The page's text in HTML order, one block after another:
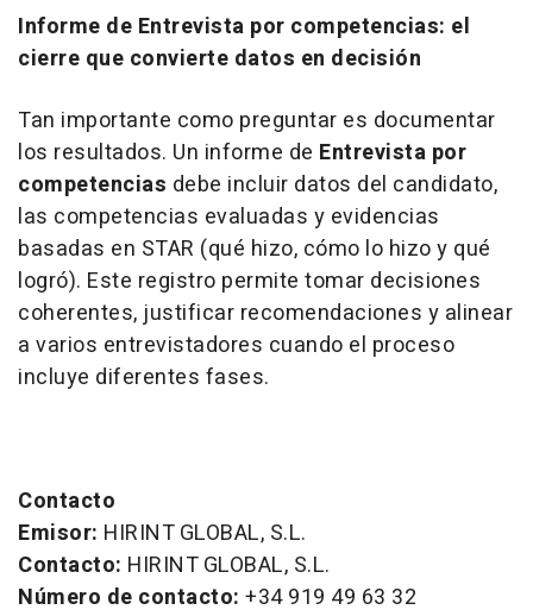
Informe de Entrevista por competencias: el
cierre que convierte datos en decisión
Tan importante como preguntar es documentar
los resultados. Un informe de Entrevista por
competencias debe incluir datos del candidato,
las competencias evaluadas y evidencias
basadas en STAR (qué hizo, cómo lo hizo y qué
logró). Este registro permite tomar decisiones
coherentes, justificar recomendaciones y alinear
a varios entrevistadores cuando el proceso
incluye diferentes fases.
Contacto
Emisor: HIRINT GLOBAL, S.L.
Contacto: HIRINT GLOBAL, S.L.
Número de contacto: +34 919 49 63 32